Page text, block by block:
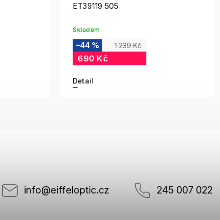
ET39119 505
Skladem
1 239 Kč
–44 %
690 Kč
Detail
info@eiffeloptic.cz 245 007 022